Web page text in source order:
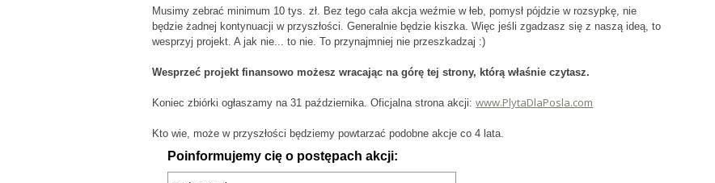
Musimy zebrać minimum 10 tys. zł. Bez tego cała akcja weźmie w łeb, pomysł pójdzie w rozsypkę, nie
będzie żadnej kontynuacji w przyszłości. Generalnie będzie kiszka. Więc jeśli zgadzasz się z naszą ideą, to
wesprzyj projekt. A jak nie... to nie. To przynajmniej nie przeszkadzaj :)
Wesprzeć projekt finansowo możesz wracając na górę tej strony, którą właśnie czytasz.
Koniec zbiórki ogłaszamy na 31 października. Oficjalna strona akcji:www.PlytaDlaPosla.com
Kto wie, może w przyszłości będziemy powtarzać podobne akcje co 4 lata.
Poinformujemy cię o postępach akcji: